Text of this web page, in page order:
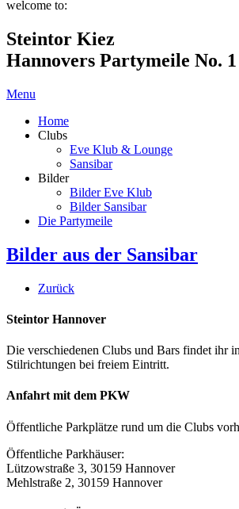
welcome to:
Steintor Kiez
Hannovers Partymeile No. 1
Menu
Home
Clubs
Eve Klub & Lounge
Sansibar
Bilder
Bilder Eve Klub
Bilder Sansibar
Die Partymeile
Bilder aus der Sansibar
Zurück
Steintor Hannover
Die verschiedenen Clubs und Bars findet ihr
Stilrichtungen bei freiem Eintritt.
Anfahrt mit dem PKW
Öffentliche Parkplätze rund um die Clubs
Öffentliche Parkhäuser:
Lützowstraße 3, 30159 Hannover
Mehlstraße 2, 30159 Hannover